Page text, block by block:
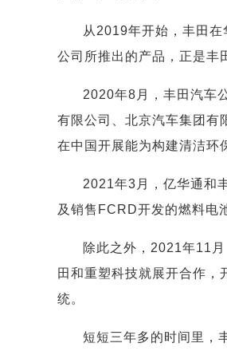
从2019年开始，丰田
公司所推出的产品，正是丰
2020年8月，丰田汽车
有限公司、北京汽车集团有
在中国开展能为构建清洁环
2021年3月，亿华通和
及销售FCRD开发的燃料电
除此之外，2021年11
田和重塑科技就展开合作，
统。
短短三年多的时间里，